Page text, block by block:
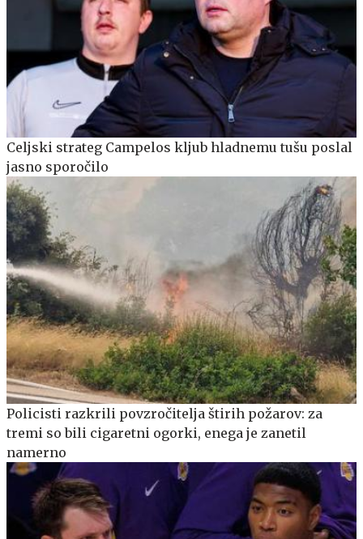
Celjski strateg Campelos kljub hladnemu tušu poslal
jasno sporočilo
Policisti razkrili povzročitelja štirih požarov: za
tremi so bili cigaretni ogorki, enega je zanetil
namerno